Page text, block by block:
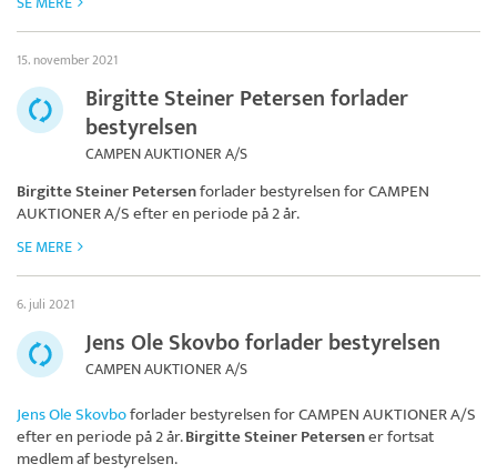
15. november 2021
Birgitte Steiner Petersen forlader
bestyrelsen
CAMPEN AUKTIONER A/S
Birgitte Steiner Petersenforlader bestyrelsen forCAMPEN
AUKTIONER A/Sefter en periode på 2 år.
SE MERE
6. juli 2021
Jens Ole Skovbo forlader bestyrelsen
CAMPEN AUKTIONER A/S
Jens Ole Skovboforlader bestyrelsen forCAMPEN AUKTIONER A/S
efter en periode på 2 år.Birgitte Steiner Petersener fortsat
medlem af bestyrelsen.